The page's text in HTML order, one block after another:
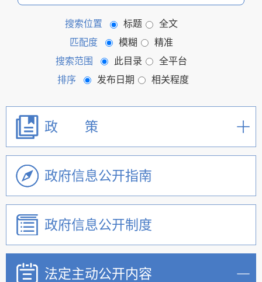
搜索位置 标题
全文
匹配度
模糊
精准
搜索范围
此目录
全平台
排序
发布日期 相关程度
政 策
政府信息公开指南
政府信息公开制度
法定主动公开内容